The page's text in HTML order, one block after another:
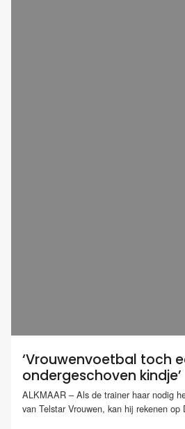
‘Vrouwenvoetbal toch
ondergeschoven kindje’
ALKMAAR – Als de trainer haar nodig
van Telstar Vrouwen, kan hij rekenen op